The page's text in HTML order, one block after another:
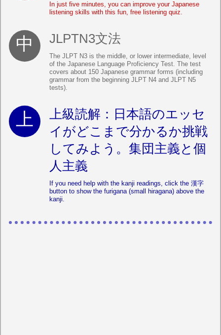
In just five minutes, you can improve your Japanese
listening skills with this fun, free listening quiz.
JLPTN3文法
The JLPT N3 is the middle, or lower intermediate, level
of the Japanese Language Proficiency Test. The test
covers about 150 Japanese grammar forms (including
grammar from the beginning JLPT N4 and JLPT N5
tests).
上級読解：日本語のエッセ
イがどこまで分かるか挑戦
してみよう。集団主義と個
人主義
If you need help with the kanji readings, click the 漢字
button to show the furigana (small hiragana) above the
kanji.